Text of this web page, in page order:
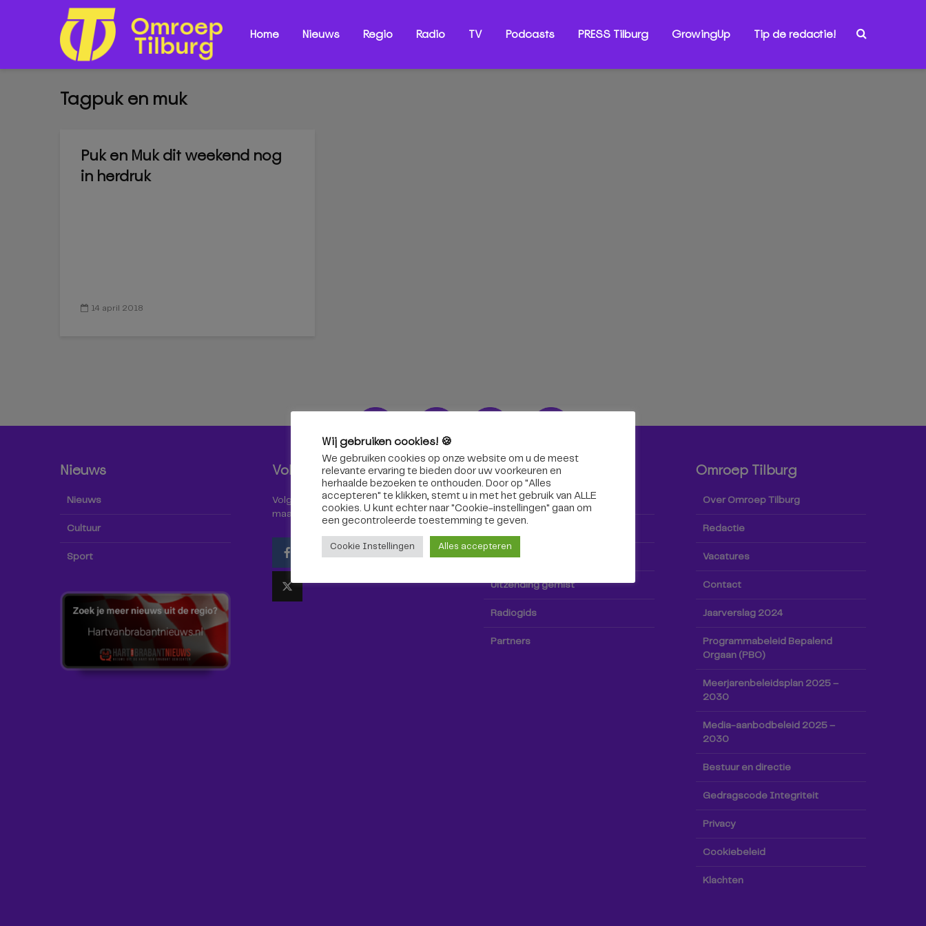
Home Nieuws Regio Radio TV Podcasts PRESS Tilburg GrowingUp Tip de redactie!
Tagpuk en muk
Puk en Muk dit weekend nog
in herdruk
14 april 2018
Nieuws
Nieuws
Cultuur
Sport
Volg ons!
Volg Omroep Tilburg niet alleen hier,
maar ook via social media!
Radio & TV
Kijk tv
Radio
TV-gids
Uitzending gemist
Radiogids
Partners
Omroep Tilburg
Over Omroep Tilburg
Redactie
Vacatures
Contact
Jaarverslag 2024
Programmabeleid Bepalend
Orgaan (PBO)
Meerjarenbeleidsplan 2025 –
2030
Media-aanbodbeleid 2025 –
2030
Bestuur en directie
Gedragscode Integriteit
Privacy
Cookiebeleid
Klachten
Wij gebruiken cookies! 🍪
We gebruiken cookies op onze website om u de meest
relevante ervaring te bieden door uw voorkeuren en
herhaalde bezoeken te onthouden. Door op "Alles
accepteren" te klikken, stemt u in met het gebruik van ALLE
cookies. U kunt echter naar "Cookie-instellingen" gaan om
een ​​gecontroleerde toestemming te geven.
Cookie Instellingen Alles accepteren